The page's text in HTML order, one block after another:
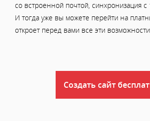
со встроенной почтой, синхронизация
И тогда уже вы можете перейти на
откроет перед вами все эти
Создать сайт